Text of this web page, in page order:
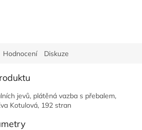
Hodnocení Diskuze
jevů, plátěná vazba s přebalem,
Kotulová, 192 stran